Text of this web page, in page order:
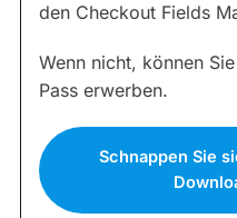
den Checkout Fields
Wenn nicht, können
Pass erwerben.
Schnappen Sie